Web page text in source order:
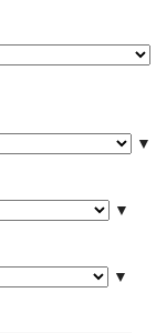
▼
▼
▼